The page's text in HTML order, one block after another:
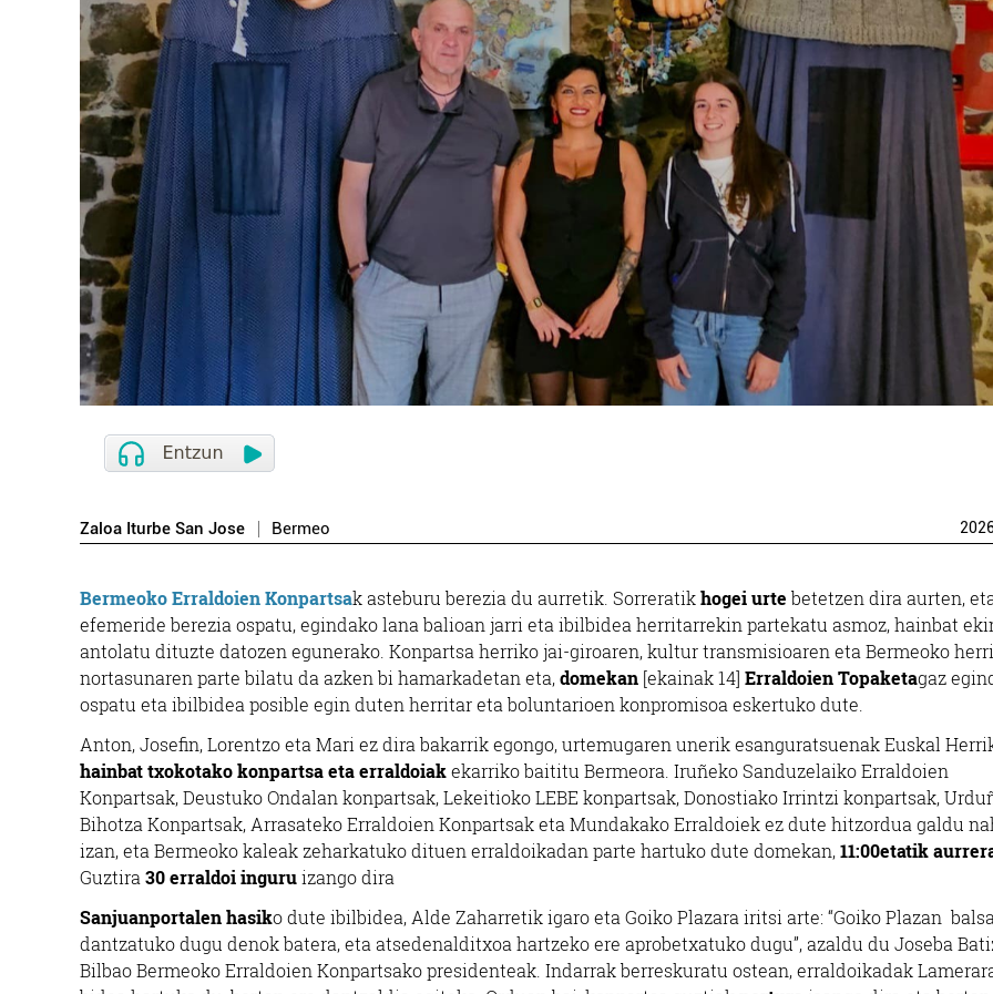
Zaloa Iturbe San Jose Bermeo
Bermeoko Erraldoien Konpartsak asteburu berezia du aurretik. Sorreratikhogei urte betetzen dira aurten,
efemeride berezia ospatu, egindako lana balioan jarri eta ibilbidea herritarrekin partekatu asmoz, hainbat
antolatu dituzte datozen egunerako. Konpartsa herriko jai-giroaren, kultur transmisioaren eta Bermeoko herri
nortasunaren parte bilatu da azken bi hamarkadetan eta,domekan [ekainak 14] Erraldoien Topaketagaz
ospatu eta ibilbidea posible egin duten herritar eta boluntarioen konpromisoa eskertuko dute.
Anton, Josefin, Lorentzo eta Mari ez dira bakarrik egongo, urtemugaren unerik esanguratsuenak Euskal
hainbat txokotako konpartsa eta erraldoiakekarriko baititu Bermeora. Iruñeko Sanduzelaiko Erraldoien
Konpartsak, Deustuko Ondalan konpartsak, Lekeitioko LEBE konpartsak, Donostiako Irrintzi konpartsak,
Bihotza Konpartsak, Arrasateko Erraldoien Konpartsak eta Mundakako Erraldoiek ez dute hitzordua galdu
izan, eta Bermeoko kaleak zeharkatuko dituen erraldoikadan parte hartuko dute domekan,11:00etatik
Guztira 30 erraldoi inguruizango dira
Sanjuanportalen hasiko dute ibilbidea, Alde Zaharretik igaro eta Goiko Plazara iritsi arte: “Goiko Plazan balsa
dantzatuko dugu denok batera, eta atsedenalditxoa hartzeko ere aprobetxatuko dugu”, azaldu du Joseba
Bilbao Bermeoko Erraldoien Konpartsako presidenteak. Indarrak berreskuratu ostean, erraldoikadak